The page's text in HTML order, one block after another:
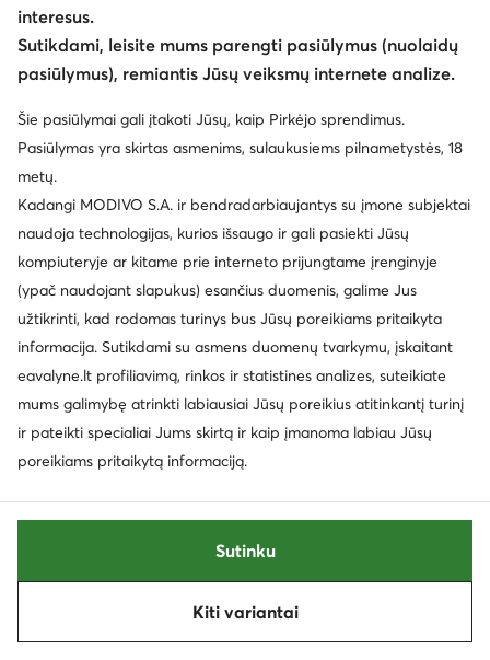
Primigi
Sniego batai · Juoda
89,99€
Sniego batai · Juoda
94,99€
Naujiena
Primigi
Auliniai batai · Rožinė
Naujiena
Primigi
Kitas
interesus.
Sutikdami, leisite mums parengti pasiūlymus (nuolaidų
pasiūlymus), remiantis Jūsų veiksmų internete analize.
Šie pasiūlymai gali įtakoti Jūsų, kaip Pirkėjo sprendimus.
Pasiūlymas yra skirtas asmenims, sulaukusiems pilnametystės, 18
metų.
Kadangi MODIVO S.A. ir bendradarbiaujantys su įmone subjektai
naudoja technologijas, kurios išsaugo ir gali pasiekti Jūsų
kompiuteryje ar kitame prie interneto prijungtame įrenginyje
(ypač naudojant slapukus) esančius duomenis, galime Jus
užtikrinti, kad rodomas turinys bus Jūsų poreikiams pritaikyta
informacija. Sutikdami su asmens duomenų tvarkymu, įskaitant
eavalyne.lt profiliavimą, rinkos ir statistines analizes, suteikiate
mums galimybę atrinkti labiausiai Jūsų poreikius atitinkantį turinį
ir pateikti specialiai Jums skirtą ir kaip įmanoma labiau Jūsų
poreikiams pritaikytą informaciją.
Kiti variantai
Sutinku